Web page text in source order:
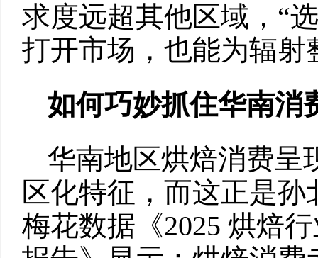
求度远超其他区域，“
打开市场，也能为辐射
如何巧妙抓住华南消
华南地区烘焙消费呈
区化特征，而这正是
梅花数据《2025 烘焙